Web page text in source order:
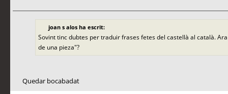
joan s alos ha escrit:
Sovint tinc dubtes per traduir frases fetes del castellà al català.
de una pieza"?
Quedar bocabadat